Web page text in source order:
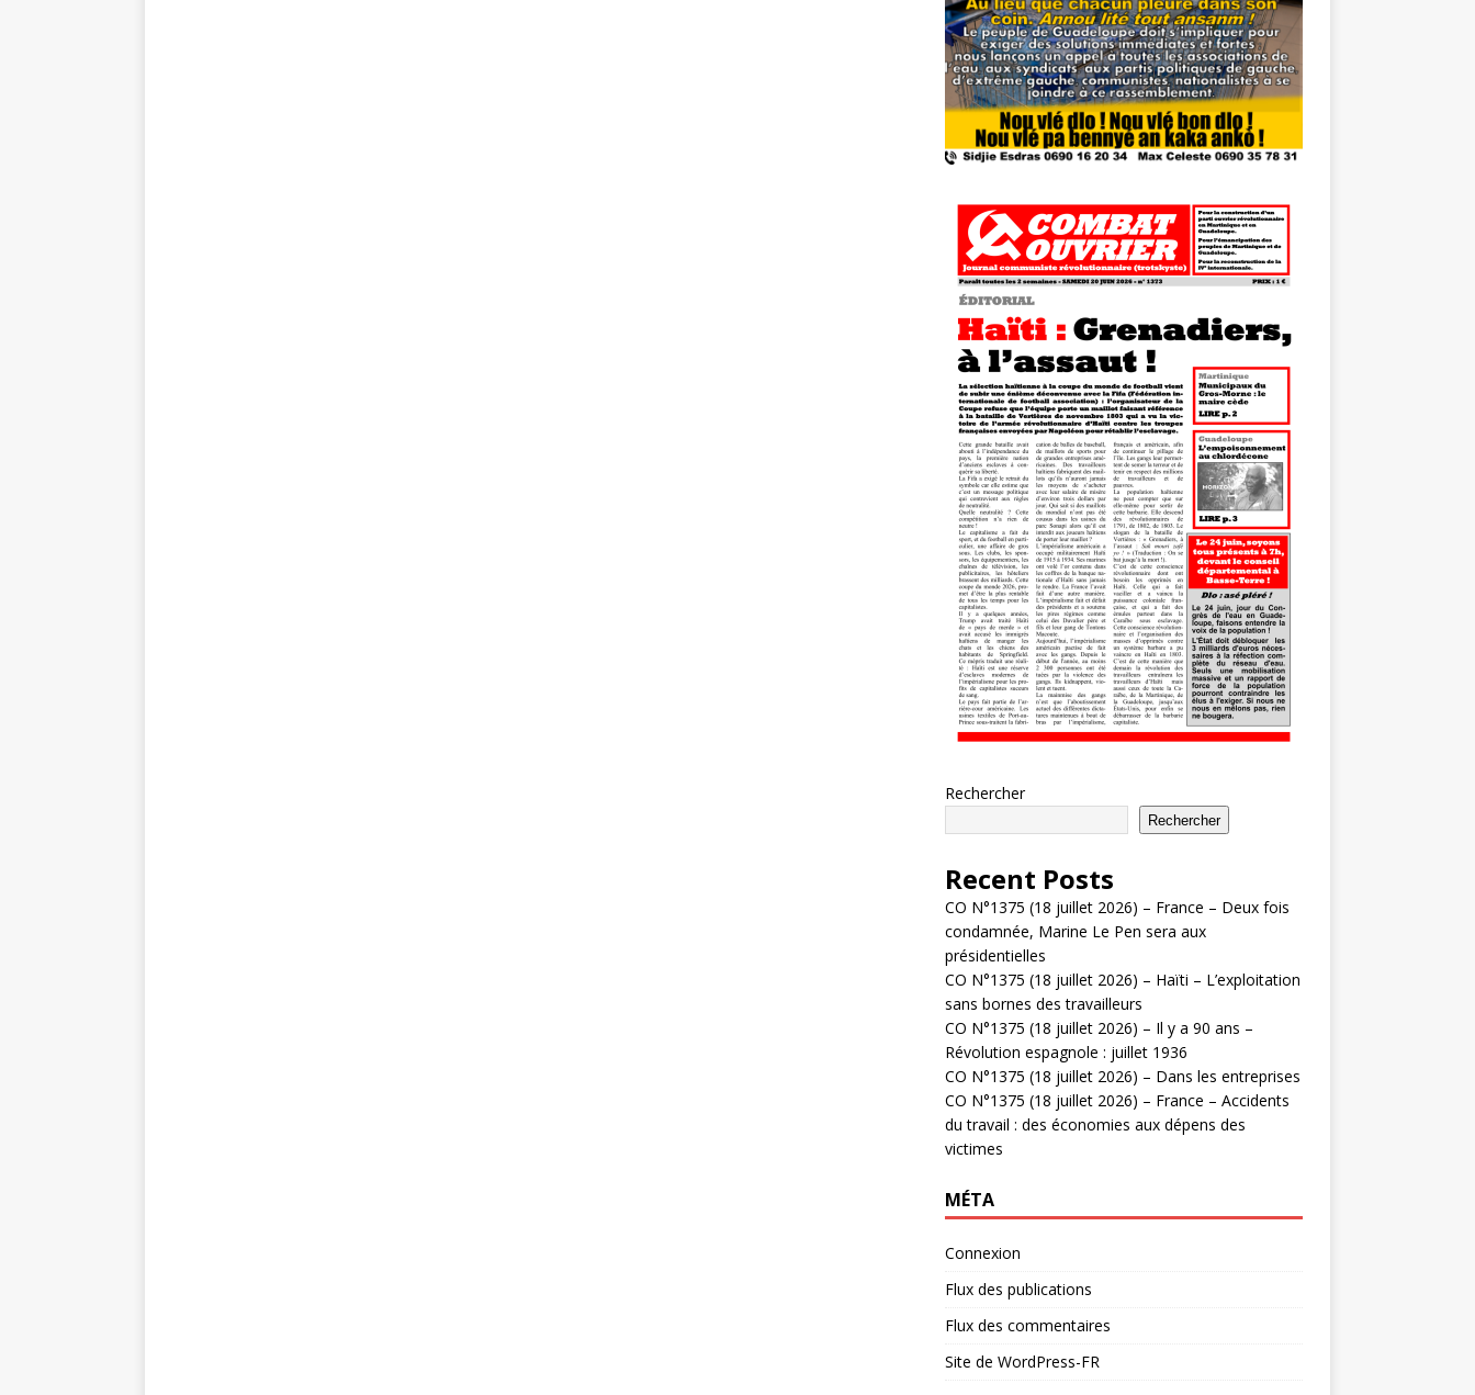
Rechercher
Rechercher
Recent Posts
CO N°1375 (18 juillet 2026) – France – Deux fois
condamnée, Marine Le Pen sera aux
présidentielles
CO N°1375 (18 juillet 2026) – Haïti – L’exploitation
sans bornes des travailleurs
CO N°1375 (18 juillet 2026) – Il y a 90 ans –
Révolution espagnole : juillet 1936
CO N°1375 (18 juillet 2026) – Dans les entreprises
CO N°1375 (18 juillet 2026) – France – Accidents
du travail : des économies aux dépens des
victimes
MÉTA
Connexion
Flux des publications
Flux des commentaires
Site de WordPress-FR